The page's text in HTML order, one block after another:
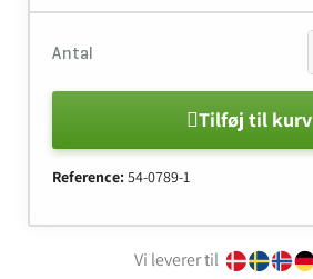
Antal
Tilføj til kurv
Reference:54-0789-1
Vi leverer til